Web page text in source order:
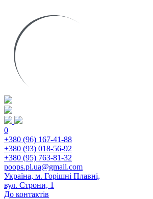
0
+380 (96) 167-41-88
+380 (93) 018-56-92
+380 (95) 763-81-32
poops.pl.ua@gmail.com
Україна, м. Горішні Плавні,
вул. Строни, 1
До контактів